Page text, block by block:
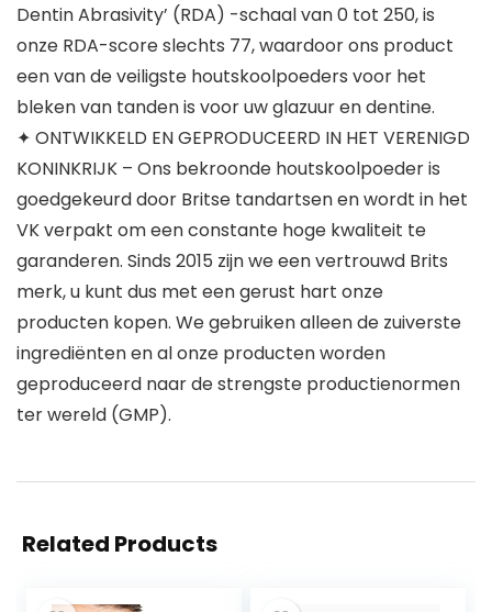
Dentin Abrasivity’ (RDA) -schaal van 0 tot 250, is
onze RDA-score slechts 77, waardoor ons product
een van de veiligste houtskoolpoeders voor het
bleken van tanden is voor uw glazuur en dentine.
✦ ONTWIKKELD EN GEPRODUCEERD IN HET VERENIGD
KONINKRIJK – Ons bekroonde houtskoolpoeder is
goedgekeurd door Britse tandartsen en wordt in het
VK verpakt om een ​​constante hoge kwaliteit te
garanderen. Sinds 2015 zijn we een vertrouwd Brits
merk, u kunt dus met een gerust hart onze
producten kopen. We gebruiken alleen de zuiverste
ingrediënten en al onze producten worden
geproduceerd naar de strengste productienormen
ter wereld (GMP).
Related Products